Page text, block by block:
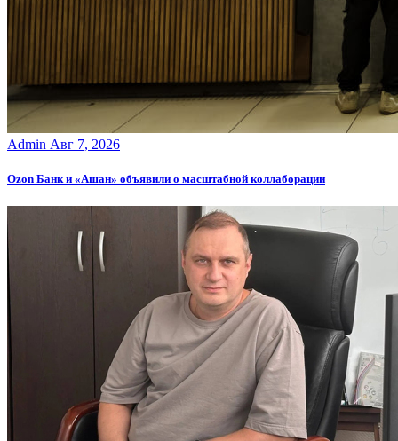
Admin Авг 7, 2026
Ozon Банк и «Ашан» объявили о масштабной коллаборации